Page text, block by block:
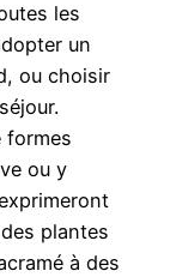
les
un
ou choisir
formes
ou y
plantes
à des